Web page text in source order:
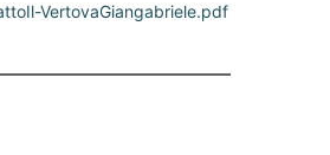
VertovaGiangabriele.pdf